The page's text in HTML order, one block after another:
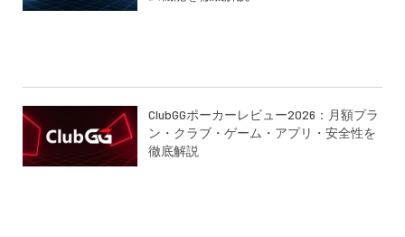
ClubGGポーカーレビュー2026：月額プラ
ン・クラブ・ゲーム・アプリ・安全性を
徹底解説